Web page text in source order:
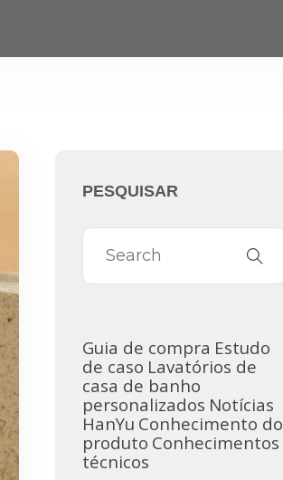
PESQUISAR
Guia de compra Estudo
de caso Lavatórios de
casa de banho
personalizados Notícias
HanYu Conhecimento do
produto Conhecimentos
técnicos